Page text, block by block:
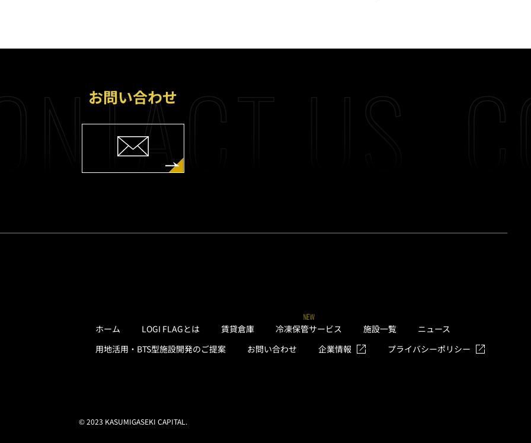
US
お問い合わせ
ホーム LOGI FLAGとは 賃貸倉庫
NEW
冷凍保管サービス 施設一覧
ニュース
用地活用・BTS型施設開発のご提案
お問い合わせ 企業情報 プライバシーポリシー
© 2023 KASUMIGASEKI CAPITAL.